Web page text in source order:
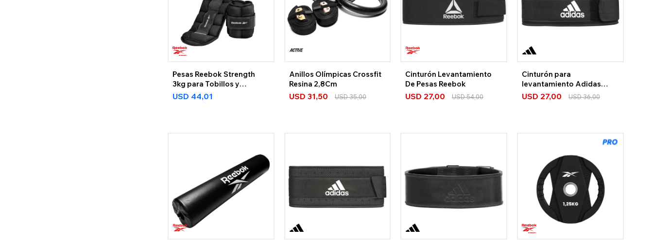
Pesas Reebok Strength
3kg para Tobillos y
Muñecas
USD 44,01
Anillos Olímpicas Crossfit
Resina 2,8Cm
USD 31,50 USD35,00
Cinturón Levantamiento
De Pesas Reebok
USD 27,00 USD54,00
Cinturón para
levantamiento Adidas
Essential
USD 27,00 USD36,00